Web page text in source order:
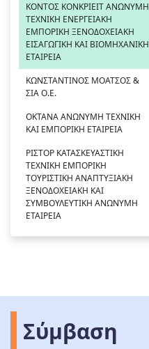
ΚΟΝΤΟΣ ΚΟΝΚΡΙΕΙΤ ΑΝΩΝΥΜΗ
ΤΕΧΝΙΚΗ ΕΝΕΡΓΕΙΑΚΗ
ΕΜΠΟΡΙΚΗ ΞΕΝΟΔΟΧΕΙΑΚΗ
ΕΙΣΑΓΩΓΙΚΗ ΚΑΙ ΒΙΟΜΗΧΑΝΙΚΗ
ΕΤΑΙΡΕΙΑ
ΚΩΝΣΤΑΝΤΙΝΟΣ ΜΟΑΤΣΟΣ &
ΣΙΑ Ο.Ε.
ΟΚΤΑΝΑ ΑΝΩΝΥΜΗ ΤΕΧΝΙΚΗ
ΚΑΙ ΕΜΠΟΡΙΚΗ ΕΤΑΙΡΕΙΑ
ΡΙΣΤΟΡ ΚΑΤΑΣΚΕΥΑΣΤΙΚΗ
ΤΕΧΝΙΚΗ ΕΜΠΟΡΙΚΗ
ΤΟΥΡΙΣΤΙΚΗ ΑΝΑΠΤΥΞΙΑΚΗ
ΞΕΝΟΔΟΧΕΙΑΚΗ ΚΑΙ
ΣΥΜΒΟΥΛΕΥΤΙΚΗ ΑΝΩΝΥΜΗ
ΕΤΑΙΡΕΙΑ
Σύμβαση